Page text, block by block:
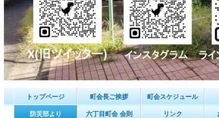
トップページ 町会長ご挨拶 町会スケジュール
防災部より 六丁目町会 会則 リンク